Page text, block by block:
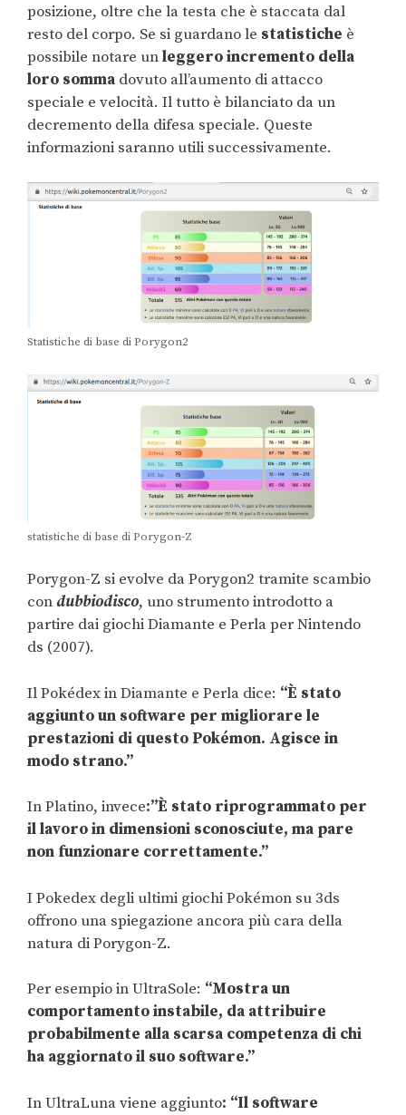
posizione, oltre che la testa che è staccata dal
resto del corpo. Se si guardano le statistiche è
possibile notare unleggero incremento della
loro somma dovuto all’aumento di attacco
speciale e velocità. Il tutto è bilanciato da un
decremento della difesa speciale. Queste
informazioni saranno utili successivamente.
Statistiche di base di Porygon2
statistiche di base di Porygon-Z
Porygon-Z si evolve da Porygon2 tramite scambio
condubbiodisco, uno strumento introdotto a
partire dai giochi Diamante e Perla per Nintendo
ds (2007).
Il Pokédex in Diamante e Perla dice: “È stato
aggiunto un software per migliorare le
prestazioni di questo Pokémon. Agisce in
modo strano.”
In Platino, invece:”È stato riprogrammato per
il lavoro in dimensioni sconosciute, ma pare
non funzionare correttamente.”
I Pokedex degli ultimi giochi Pokémon su 3ds
offrono una spiegazione ancora più cara della
natura di Porygon-Z.
Per esempio in UltraSole: “Mostra un
comportamento instabile, da attribuire
probabilmente alla scarsa competenza di chi
ha aggiornato il suo software.”
In UltraLuna viene aggiunto: “Il software